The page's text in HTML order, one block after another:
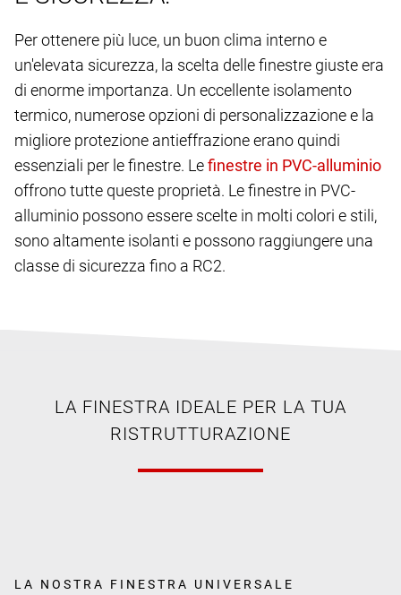
Per ottenere più luce, un buon clima interno e
un'elevata sicurezza, la scelta delle finestre giuste era
di enorme importanza. Un eccellente isolamento
termico, numerose opzioni di personalizzazione e la
migliore protezione antieffrazione erano quindi
essenziali per le finestre. Le
offrono tutte queste proprietà. Le finestre in PVC-
alluminio possono essere scelte in molti colori e stili,
sono altamente isolanti e possono raggiungere una
classe di sicurezza fino a RC2.
LA FINESTRA IDEALE PER LA TUA
RISTRUTTURAZIONE
LA NOSTRA FINESTRA UNIVERSALE